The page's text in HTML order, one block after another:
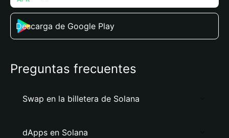
Descarga de Google Play
Preguntas frecuentes
Swap en la billetera de Solana
dApps en Solana